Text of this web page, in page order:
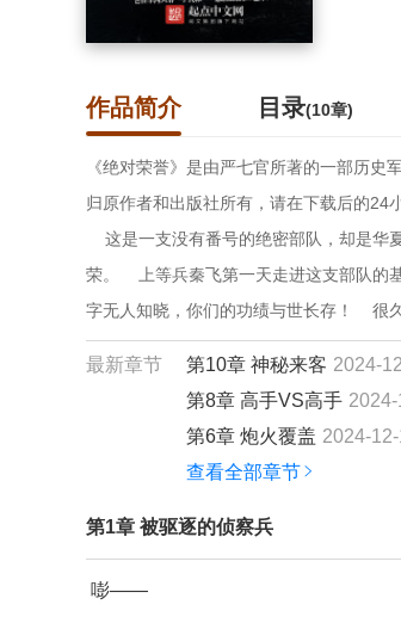
作品简介 目录(10章)
《绝对荣誉》是由严七官所著的一部历
归原作者和出版社所有，请在下载后的24
这是一支没有番号的绝密部队，却是华
荣。    上等兵秦飞第一天走进这支部队
字无人知晓，你们的功绩与世长存！
最新章节 第10章 神秘来客 2024-
第8章 高手VS高手
第6章 炮火覆盖 2024-
查看全部章节
第1章 被驱逐的侦察兵
嘭——